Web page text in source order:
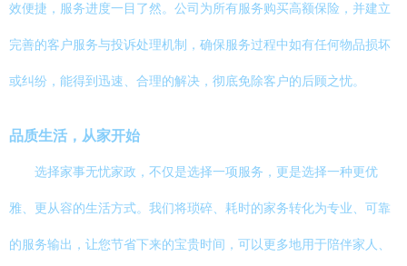
效便捷，服务进度一目了然。公司为所有服务购买高额保险，并建立
完善的客户服务与投诉处理机制，确保服务过程中如有任何物品损坏
或纠纷，能得到迅速、合理的解决，彻底免除客户的后顾之忧。
品质生活，从家开始
选择家事无忧家政，不仅是选择一项服务，更是选择一种更优
雅、更从容的生活方式。我们将琐碎、耗时的家务转化为专业、可靠
的服务输出，让您节省下来的宝贵时间，可以更多地用于陪伴家人、